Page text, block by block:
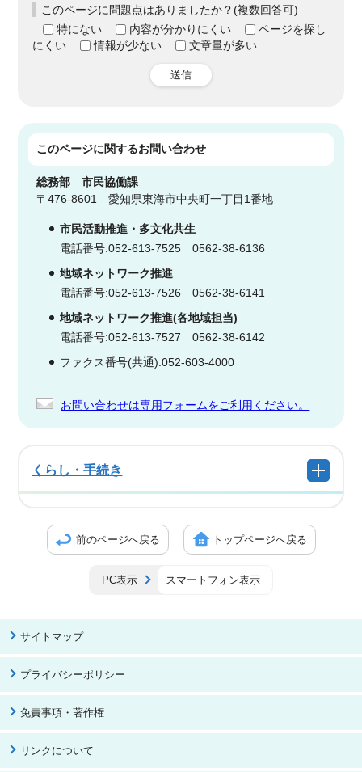
このページに問題点はありましたか？(複数回答可)
特にない
内容が分かりにくい
ページを探し
にくい
情報が少ない 文章量が多い
送信
このページに関するお問い合わせ
総務部市民協働課
〒476-8601 愛知県東海市中央町一丁目1番地
市民活動推進・多文化共生
電話番号:052-613-7525 0562-38-6136
地域ネットワーク推進
電話番号:052-613-7526 0562-38-6141
地域ネットワーク推進(各地域担当)
電話番号:052-613-7527 0562-38-6142
ファクス番号(共通):052-603-4000
お問い合わせは専用フォームをご利用ください。
くらし・手続き
前のページへ戻る トップページへ戻る
PC表示 スマートフォン表示
サイトマップ
プライバシーポリシー
免責事項・著作権
リンクについて